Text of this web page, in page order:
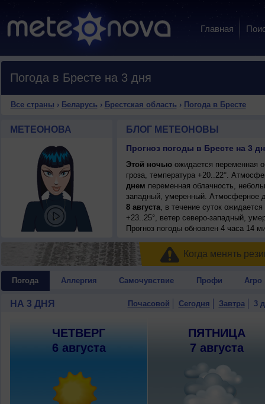
Главная
Погода в Бресте на 3 дня
Все страны › Беларусь › Брестская область › Погода в Бресте
МЕТЕОНОВА БЛОГ МЕТЕОНОВЫ
Прогноз погоды в Бресте на 3
Этой ночьюожидается переменная
гроза, температура +20..22°.
днем переменная облачность,
западный, умеренный. Атмосферное
8 августа, в течение суток
+23..25°, ветер северо-западный,
Прогноз погоды обновлен 4 часа 14
Когда менять
Погода Аллергия Самочувствие Профи Агро
НА 3 ДНЯ Почасовой Сегодня Завтра 3
ЧЕТВЕРГ
6 августа
ПЯТНИЦА
7 августа